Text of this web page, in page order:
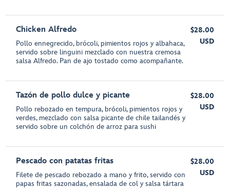
Chicken Alfredo
Pollo ennegrecido, brócoli, pimientos rojos y albahaca,
servido sobre linguini mezclado con nuestra cremosa
salsa Alfredo. Pan de ajo tostado como acompañante.
$28.00
USD
Tazón de pollo dulce y picante
Pollo rebozado en tempura, brócoli, pimientos rojos y
verdes, mezclado con salsa picante de chile tailandés y
servido sobre un colchón de arroz para sushi
$28.00
USD
Pescado con patatas fritas
Filete de pescado rebozado a mano y frito, servido con
papas fritas sazonadas, ensalada de col y salsa tártara
$28.00
USD